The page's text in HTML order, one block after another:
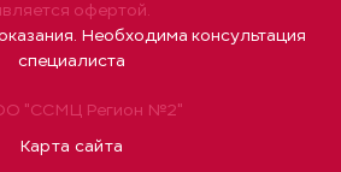
"ССМЦ Регион №2"
Карта сайта
офертой.
Необходима консультация
специалиста